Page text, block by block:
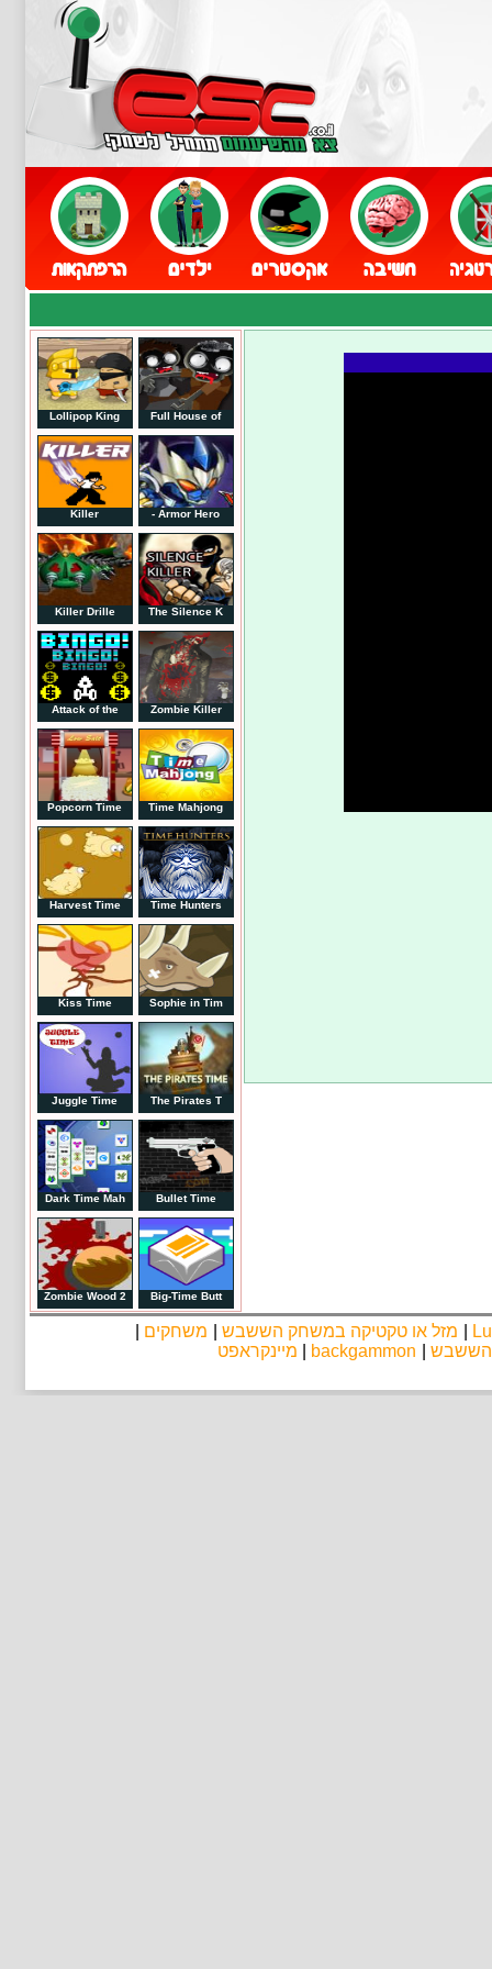
Full House of
Lollipop King
Armor Hero -
Killer
The Silence K
Killer Drille
Zombie Killer
Attack of the
Time Mahjong
Popcorn Time
Time Hunters
Harvest Time
Sophie in Tim
Kiss Time
The Pirates T
Juggle Time
Bullet Time
Dark Time Mah
Big-Time Butt
Zombie Wood 2
מזל או טקטיקה במשחק הששבש משחקים
הששבש
backgammon מיינקראפט